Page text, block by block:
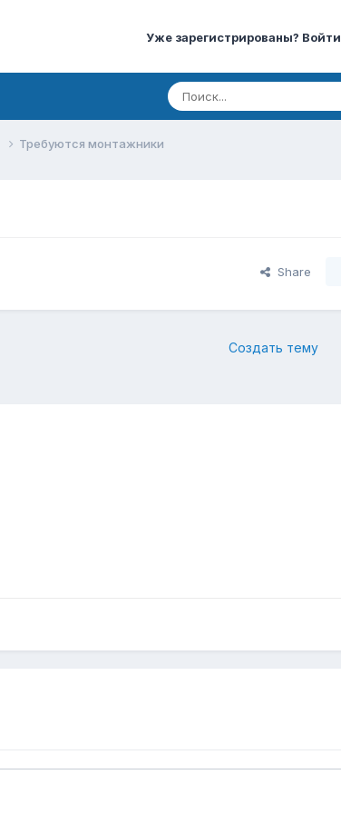
Уже зарегистрированы? Войти
Требуются монтажники
Share
Создать тему